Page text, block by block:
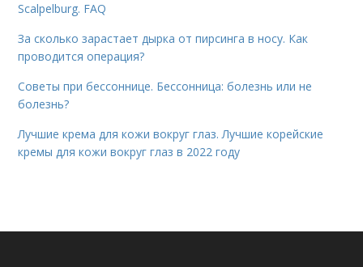
Scalpelburg. FAQ
За сколько зарастает дырка от пирсинга в носу. Как
проводится операция?
Советы при бессоннице. Бессонница: болезнь или не
болезнь?
Лучшие крема для кожи вокруг глаз. Лучшие корейские
кремы для кожи вокруг глаз в 2022 году